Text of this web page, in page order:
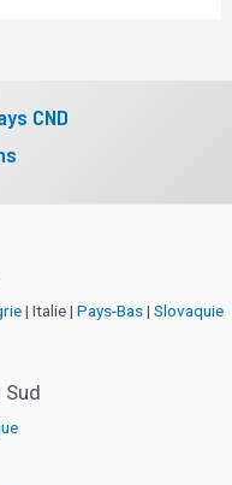
CND
| Italie | Pays-Bas| Slovaquie